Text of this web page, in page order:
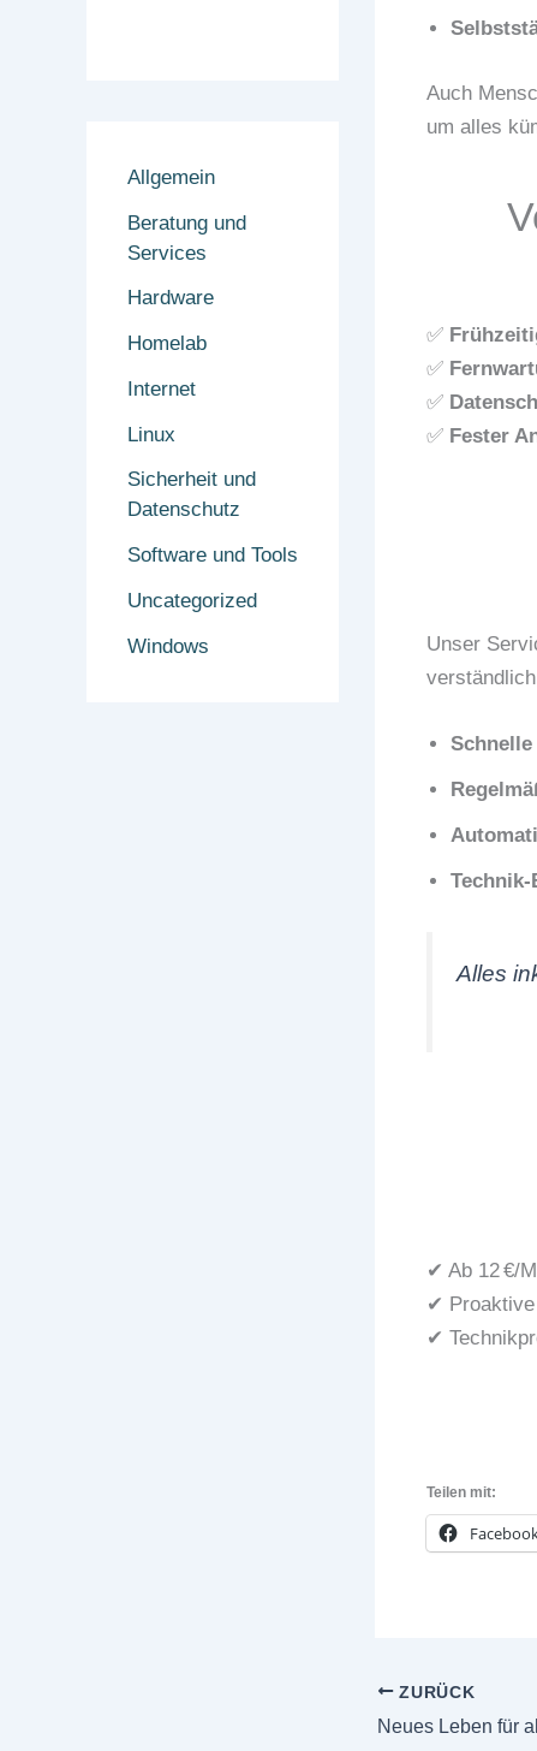
Allgemein
Beratung und
Services
Hardware
Homelab
Internet
Linux
Sicherheit und
Datenschutz
Software und Tools
Uncategorized
Windows
Auch
um alles
✅
✅
✅
✅ Fester
Unser
Alles
✔ Ab 12 €/
✔ Proaktive
✔
Teilen mit:
ZURÜCK